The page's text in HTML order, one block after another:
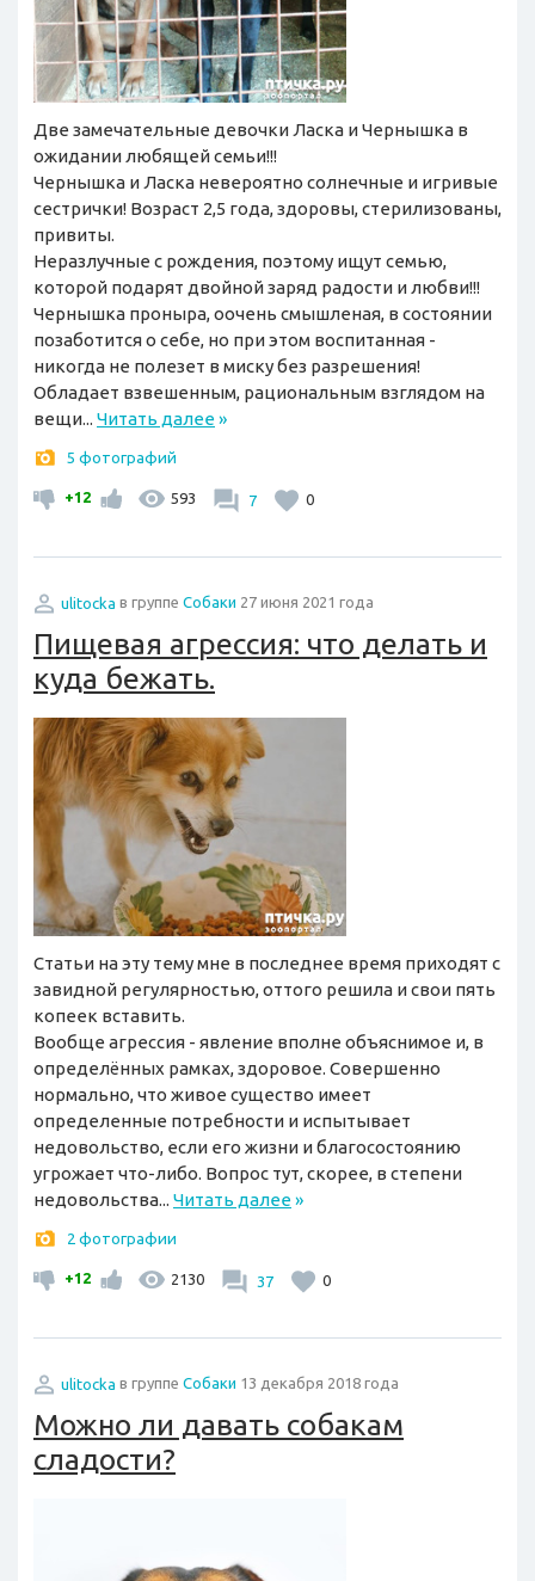
Две замечательные девочки Ласка и Чернышка в
ожидании любящей семьи!!!
Чернышка и Ласка невероятно солнечные и игривые
сестрички! Возраст 2,5 года, здоровы, стерилизованы,
привиты.
Неразлучные с рождения, поэтому ищут семью,
которой подарят двойной заряд радости и любви!!!
Чернышка проныра, оочень смышленая, в состоянии
позаботится о себе, но при этом воспитанная -
никогда не полезет в миску без разрешения!
Обладает взвешенным, рациональным взглядом на
вещи... Читать далее»
5 фотографий
+12 593 7 0
ulitocka в группе Собаки 27 июня 2021 года
Пищевая агрессия: что делать и
куда бежать.
Статьи на эту тему мне в последнее время приходят с
завидной регулярностью, оттого решила и свои пять
копеек вставить.
Вообще агрессия - явление вполне объяснимое и, в
определённых рамках, здоровое. Совершенно
нормально, что живое существо имеет
определенные потребности и испытывает
недовольство, если его жизни и благосостоянию
угрожает что-либо. Вопрос тут, скорее, в степени
недовольства... Читать далее»
2 фотографии
+12 2130 37 0
ulitocka в группе Собаки 13 декабря 2018 года
Можно ли давать собакам
сладости?